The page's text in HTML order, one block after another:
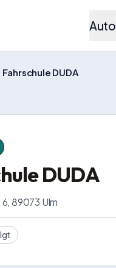
Auto
Fahrschule DUDA
DUDA
89073 Ulm